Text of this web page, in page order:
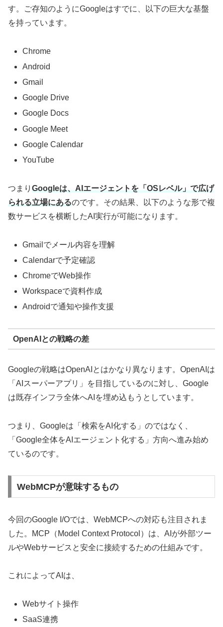
す。ご存知のようにGoogleはすでに、以下の巨大な基盤
を持っています。
Chrome
Android
Gmail
Google Drive
Google Docs
Google Meet
Google Calendar
YouTube
つまり Googleは、AIエージェントを「OSレベル」で広げ
られる立場にあるのです。その結果、以下のような形で複
数サービスを横断したAI実行が可能になります。
Gmailでメール内容を理解
Calendarで予定確認
ChromeでWeb操作
Workspaceで資料作成
Androidで通知や操作支援
OpenAIとの戦略の差
Googleの戦略はOpenAIとはかなり異なります。OpenAIは
「AIスーパーアプリ」を目指しているのに対し、Google
は既存インフラ全体へAIを埋め込もうとしています。
つまり、Googleは「検索をAI化する」のではなく、
「Google全体をAIエージェント化する」方向へ進み始め
ているのです。
WebMCPが意味するもの
今回のGoogle I/Oでは、WebMCPへの対応も注目されま
した。MCP（Model Context Protocol）は、AIが外部ツー
ルやWebサービスと安全に接続するための仕組みです。
これによってAIは、
Webサイト操作
SaaS連携